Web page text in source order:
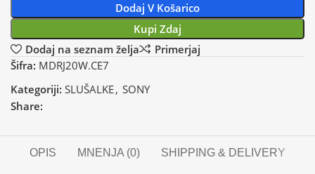
Dodaj V Košarico
Kupi Zdaj
Dodaj na seznam želja
Primerjaj
Šifra: MDRJ20W.CE7
Kategoriji: SLUŠALKE, SONY
Share:
OPIS MNENJA (0) SHIPPING & DELIVERY